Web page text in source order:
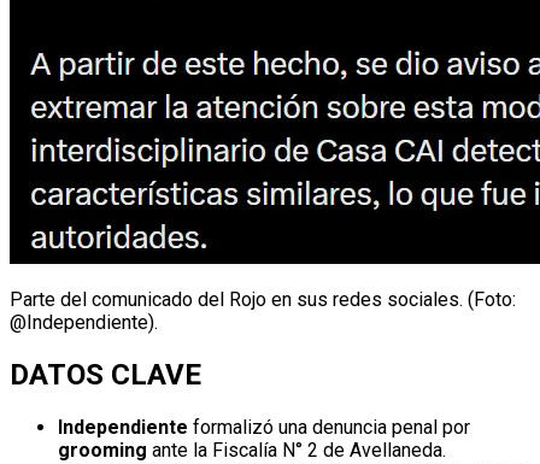
Parte del comunicado del Rojo en sus redes sociales. (Foto:
@Independiente).
DATOS CLAVE
Independiente formalizó una denuncia penal por
grooming ante la Fiscalía N° 2 de Avellaneda.